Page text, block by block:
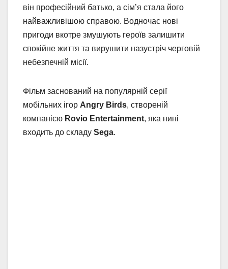
він професійний батько, а сім’я стала його
найважливішою справою. Водночас нові
пригоди вкотре змушують героїв залишити
спокійне життя та вирушити назустріч черговій
небезпечній місії.
Фільм заснований на популярній серії
мобільних ігор Angry Birds, створеній
компанією Rovio Entertainment, яка нині
входить до складу Sega.